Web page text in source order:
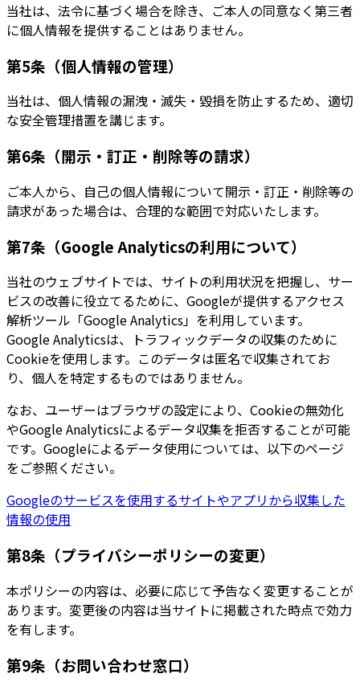
当社は、法令に基づく場合を除き、ご本人の同意なく第三者
に個人情報を提供することはありません。
第5条（個人情報の管理）
当社は、個人情報の漏洩・滅失・毀損を防止するため、適切
な安全管理措置を講じます。
第6条（開示・訂正・削除等の請求）
ご本人から、自己の個人情報について開示・訂正・削除等の
請求があった場合は、合理的な範囲で対応いたします。
第7条（Google Analyticsの利用について）
当社のウェブサイトでは、サイトの利用状況を把握し、サー
ビスの改善に役立てるために、Googleが提供するアクセス
解析ツール「Google Analytics」を利用しています。
Google Analyticsは、トラフィックデータの収集のために
Cookieを使用します。このデータは匿名で収集されてお
り、個人を特定するものではありません。
なお、ユーザーはブラウザの設定により、Cookieの無効化
やGoogle Analyticsによるデータ収集を拒否することが可能
です。Googleによるデータ使用については、以下のページ
をご参照ください。
Googleのサービスを使用するサイトやアプリから収集した
情報の使用
第8条（プライバシーポリシーの変更）
本ポリシーの内容は、必要に応じて予告なく変更することが
あります。変更後の内容は当サイトに掲載された時点で効力
を有します。
第9条（お問い合わせ窓口）